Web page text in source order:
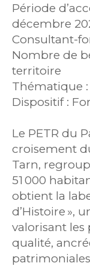
Période
décembre
Consultant-
Nombre de
territoire
Thématique
Dispositif :
Le PETR du
croisement
Tarn,
51 000
obtient la
d’Histoire »,
valorisant
qualité,